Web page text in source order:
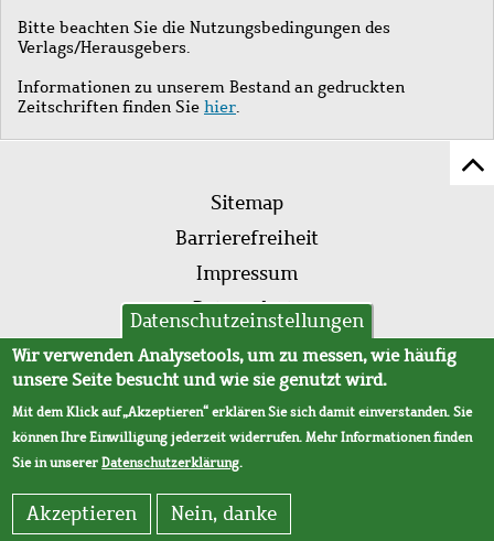
Bitte beachten Sie die Nutzungsbedingungen des
Verlags/Herausgebers.
Informationen zu unserem Bestand an gedruckten
Zeitschriften finden Sie hier.
Fußleistenmenü
Sitemap
Barrierefreiheit
Impressum
Datenschutz
AVB
Datenschutzeinstellungen
Wir verwenden Analysetools, um zu messen, wie häufig
unsere Seite besucht und wie sie genutzt wird.
Mit dem Klick auf „Akzeptieren“ erklären Sie sich damit einverstanden. Sie
können Ihre Einwilligung jederzeit widerrufen. Mehr Informationen finden
Sie in unsererDatenschutzerklärung.
Akzeptieren Nein, danke